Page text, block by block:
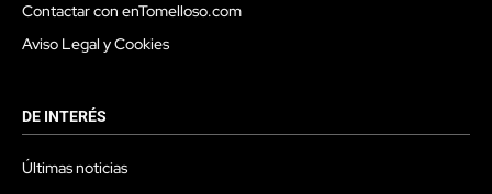
Contactar con enTomelloso.com
Aviso Legal y Cookies
DE INTERÉS
Últimas noticias